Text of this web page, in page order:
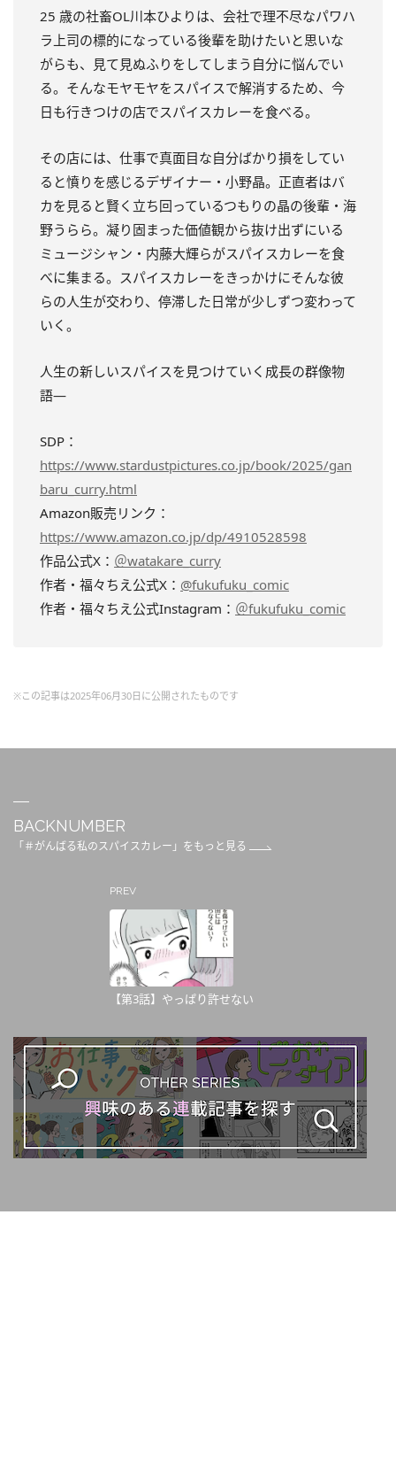
25 歳の社畜OL川本ひよりは、会社で理不尽なパワハ
ラ上司の標的になっている後輩を助けたいと思いな
がらも、見て見ぬふりをしてしまう自分に悩んでい
る。そんなモヤモヤをスパイスで解消するため、今
日も行きつけの店でスパイスカレーを食べる。
その店には、仕事で真面目な自分ばかり損をしてい
ると憤りを感じるデザイナー・小野晶。正直者はバ
カを見ると賢く立ち回っているつもりの晶の後輩・海
野うらら。凝り固まった価値観から抜け出ずにいる
ミュージシャン・内藤大輝らがスパイスカレーを食
べに集まる。スパイスカレーをきっかけにそんな彼
らの人生が交わり、停滞した日常が少しずつ変わって
いく。
人生の新しいスパイスを見つけていく成長の群像物
語―
SDP：
https://www.stardustpictures.co.jp/book/2025/gan
baru_curry.html
Amazon販売リンク：
https://www.amazon.co.jp/dp/4910528598
作品公式X： ＠watakare_curry
作者・福々ちえ公式X： @fukufuku_comic
作者・福々ちえ公式Instagram： ＠fukufuku_comic
※この記事は2025年06月30日に公開されたものです
BACKNUMBER
「＃がんばる私のスパイスカレー」をもっと見る
PREV
【第3話】やっぱり許せない